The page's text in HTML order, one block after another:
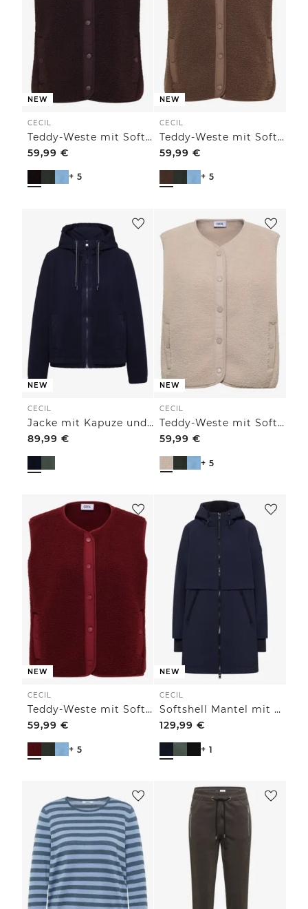
NEW
CECIL
Teddy-Weste mit Softshelldetails
59,99 €
+ 5
NEW
CECIL
Teddy-Weste mit Softshelldetails
59,99€
+ 5
NEW
CECIL
Jacke mit Kapuze und Strukturmix
89,99 €
NEW
CECIL
Teddy-Weste mit Softshelldetails
59,99€
+ 5
NEW
CECIL
Teddy-Weste mit Softshelldetails
59,99 €
+ 5
NEW
CECIL
Softshell Mantel mit Kapuze
129,99€
+ 1